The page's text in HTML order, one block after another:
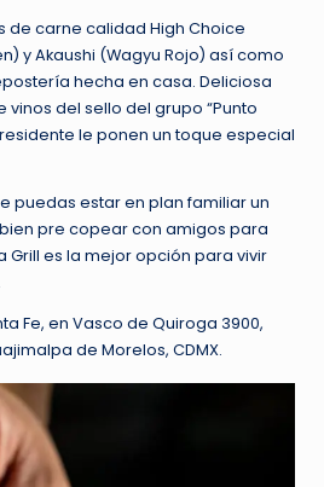
de carne calidad High Choice
y Akaushi (Wagyu Rojo) así como
hecha en casa. Deliciosa
del sello del grupo “Punto
le ponen un toque especial
puedas estar en plan familiar un
pre copear con amigos para
Grill es la mejor opción para vivir
Fe, en Vasco de Quiroga 3900,
de Morelos, CDMX.